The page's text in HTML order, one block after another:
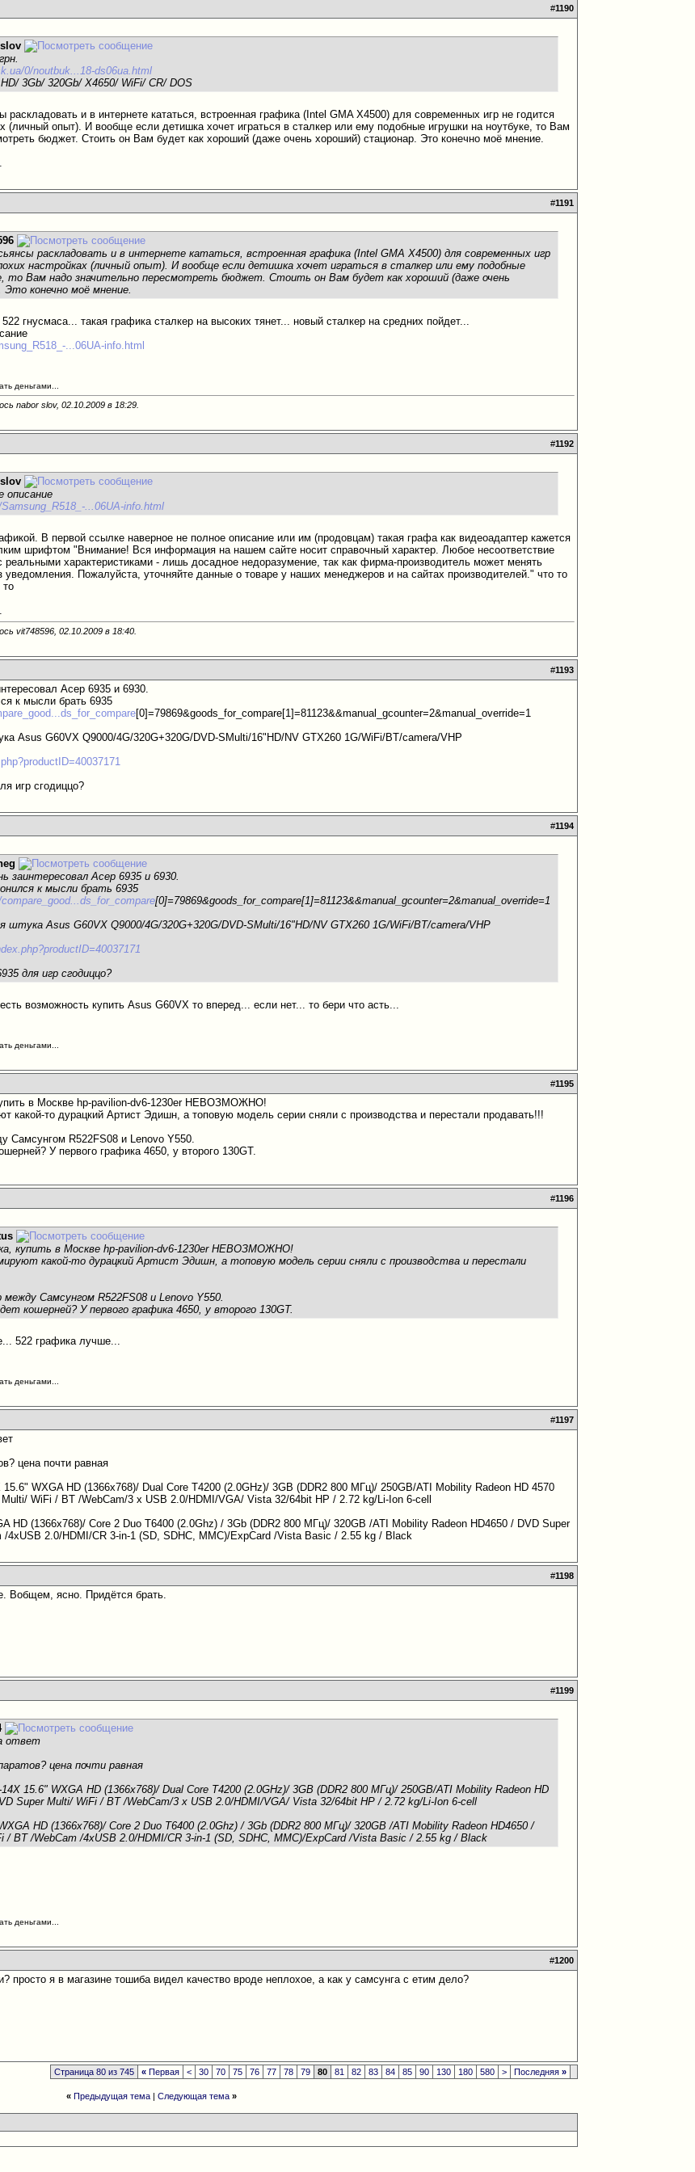
#1190
0/noutbuk...18-ds06ua.html
3Gb/ 320Gb/ X4650/ WiFi/ CR/ DOS
раскладовать и в интернете кататься, встроенная графика (Intel GMA X4500) для современных игр не годится
(личный опыт). И вообще если детишка хочет играться в сталкер или ему подобные игрушки на ноутбуке, то Вам
бюджет. Стоить он Вам будет как хороший (даже очень хороший) стационар. Это конечно моё мнение.
#1191
раскладовать и в интернете кататься, встроенная графика (Intel GMA X4500) для современных игр
настройках (личный опыт). И вообще если детишка хочет играться в сталкер или ему подобные
то Вам надо значительно пересмотреть бюджет. Стоить он Вам будет как хороший (даже очень
конечно моё мнение.
гнусмаса... такая графика сталкер на высоких тянет... новый сталкер на средних пойдет...
...06UA-info.html
деньгами...
nabor slov, 02.10.2009 в 18:29
#1192
описание
...06UA-info.html
В первой ссылке наверное не полное описание или им (продовцам) такая графа как видеоадаптер кажется
шрифтом "Внимание! Вся информация на нашем сайте носит справочный характер. Любое несоответствие
реальными характеристиками - лишь досадное недоразумение, так как фирма-производитель может менять
уведомления. Пожалуйста, уточняйте данные о товаре у наших менеджеров и на сайтах производителей." что то
то
vit748596, 02.10.2009 в 18:40
#1193
Асер 6935 и 6930.
к мысли брать 6935
[0]=79869&goods_for_compare[1]=81123&&manual_gcounter=2&manual_override=1
Asus G60VX Q9000/4G/320G+320G/DVD-SMulti/16"HD/NV GTX260 1G/WiFi/BT/camera/VHP
игр сгодиццо?
#1194
заинтересовал Асер 6935 и 6930.
к мысли брать 6935
[0]=79869&goods_for_compare[1]=81123&&manual_gcounter=2&manual_override=1
штука Asus G60VX Q9000/4G/320G+320G/DVD-SMulti/16"HD/NV GTX260 1G/WiFi/BT/camera/VHP
для игр сгодиццо?
возможность купить Asus G60VX то вперед... если нет... то бери что асть...
деньгами...
#1195
в Москве hp-pavilion-dv6-1230er НЕВОЗМОЖНО!
какой-то дурацкий Артист Эдишн, а топовую модель серии сняли с производства и перестали продавать!!!
Самсунгом R522FS08 и Lenovo Y550.
У первого графика 4650, у второго 130GT.
#1196
купить в Москве hp-pavilion-dv6-1230er НЕВОЗМОЖНО!
какой-то дурацкий Артист Эдишн, а топовую модель серии сняли с производства и перестали
Самсунгом R522FS08 и Lenovo Y550.
кошерней? У первого графика 4650, у второго 130GT.
522 графика лучше...
деньгами...
#1197
цена почти равная
WXGA HD (1366x768)/ Dual Core T4200 (2.0GHz)/ 3GB (DDR2 800 МГц)/ 250GB/ATI Mobility Radeon HD 4570
WiFi / BT /WebCam/3 x USB 2.0/HDMI/VGA/ Vista 32/64bit HP / 2.72 kg/Li-Ion 6-cell
HD (1366x768)/ Core 2 Duo T6400 (2.0Ghz) / 3Gb (DDR2 800 МГц)/ 320GB /ATI Mobility Radeon HD4650 / DVD Super
/4xUSB 2.0/HDMI/CR 3-in-1 (SD, SDHC, MMC)/ExpCard /Vista Basic / 2.55 kg / Black
#1198
Вобщем, ясно. Придётся брать.
#1199
ответ
цена почти равная
15.6" WXGA HD (1366x768)/ Dual Core T4200 (2.0GHz)/ 3GB (DDR2 800 МГц)/ 250GB/ATI Mobility Radeon HD
Super Multi/ WiFi / BT /WebCam/3 x USB 2.0/HDMI/VGA/ Vista 32/64bit HP / 2.72 kg/Li-Ion 6-cell
HD (1366x768)/ Core 2 Duo T6400 (2.0Ghz) / 3Gb (DDR2 800 МГц)/ 320GB /ATI Mobility Radeon HD4650 /
/ BT /WebCam /4xUSB 2.0/HDMI/CR 3-in-1 (SD, SDHC, MMC)/ExpCard /Vista Basic / 2.55 kg / Black
деньгами...
#1200
просто я в магазине тошиба видел качество вроде неплохое, а как у самсунга с етим дело?
Страница 80 из 745 « Первая < 30 70 75 76 77 78 79 80 81 82 83 84 85 90 130 180 580 > Последняя»
« Предыдущая тема |Следующая тема »